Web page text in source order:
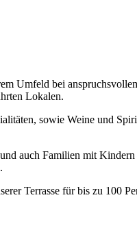
Umfeld bei
Lokalen.
sowie Weine und
auch Familien mit
Terrasse für bis zu 100